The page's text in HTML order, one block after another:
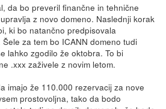
da bo preveril finančne in tehnične
z novo domeno. Naslednji korak
ki bo natančno predpisovala
za tem bo ICANN domeno tudi
lahko zgodilo že oktobra. To bi
.xxx zaživele z novim letom.
imajo že 110.000 rezervacij za nove
prostovoljna, tako da bodo